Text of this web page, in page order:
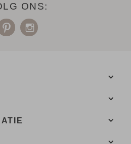
Hier vind je waarschijnlijk
met ons op. We helpen je
ONS: